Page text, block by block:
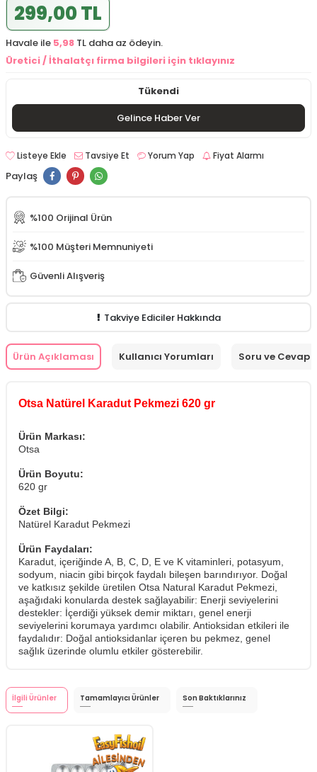
299,00 TL
Havale ile 5,98 TL daha az ödeyin.
Üretici / İthalatçı firma bilgileri için tıklayınız
Tükendi
Gelince Haber Ver
Listeye Ekle Tavsiye Et Yorum Yap Fiyat Alarmı
Paylaş
%100 Orijinal Ürün
%100 Müşteri Memnuniyeti
Güvenli Alışveriş
Takviye Ediciler Hakkında
Ürün Açıklaması Kullanıcı Yorumları Soru ve Cevap
Otsa Natürel Karadut Pekmezi 620 gr
Ürün Markası:
Otsa
Ürün Boyutu:
620 gr
Özet Bilgi:
Natürel Karadut Pekmezi
Ürün Faydaları:
Karadut, içeriğinde A, B, C, D, E ve K vitaminleri, potasyum,
sodyum, niacin gibi birçok faydalı bileşen barındırıyor. Doğal
ve katkısız şekilde üretilen Otsa Natural Karadut Pekmezi,
aşağıdaki konularda destek sağlayabilir: Enerji seviyelerini
destekler: İçerdiği yüksek demir miktarı, genel enerji
seviyelerini korumaya yardımcı olabilir. Antioksidan etkileri ile
faydalıdır: Doğal antioksidanlar içeren bu pekmez, genel
sağlık üzerinde olumlu etkiler gösterebilir.
İlgili Ürünler Tamamlayıcı Ürünler Son Baktıklarınız